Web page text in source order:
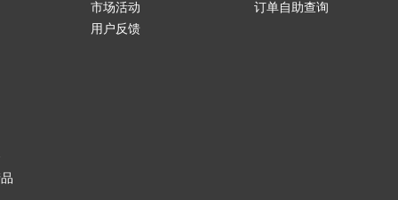
市场活动
用户反馈
订单自助查询